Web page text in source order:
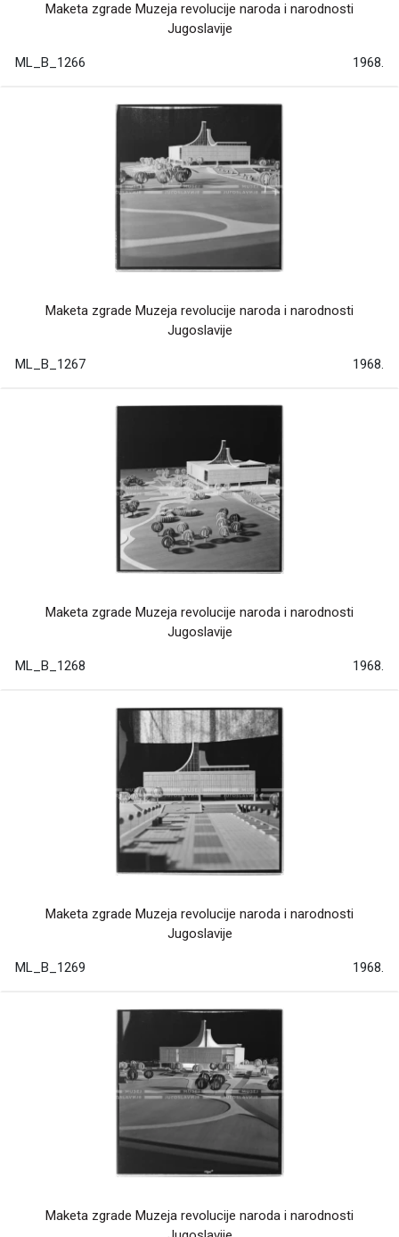
Maketa zgrade Muzeja revolucije naroda i narodnosti
Jugoslavije
ML_B_1266 1968.
Maketa zgrade Muzeja revolucije naroda i narodnosti
Jugoslavije
ML_B_1267 1968.
Maketa zgrade Muzeja revolucije naroda i narodnosti
Jugoslavije
ML_B_1268 1968.
Maketa zgrade Muzeja revolucije naroda i narodnosti
Jugoslavije
ML_B_1269 1968.
Maketa zgrade Muzeja revolucije naroda i narodnosti